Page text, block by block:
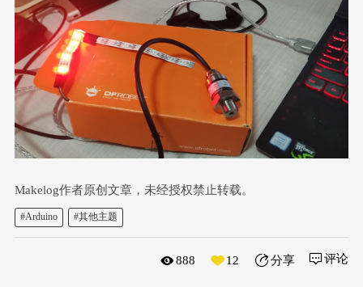
Makelog作者原创文章，未经授权禁止转载。
#Arduino #其他主题
888 12 分享 评论